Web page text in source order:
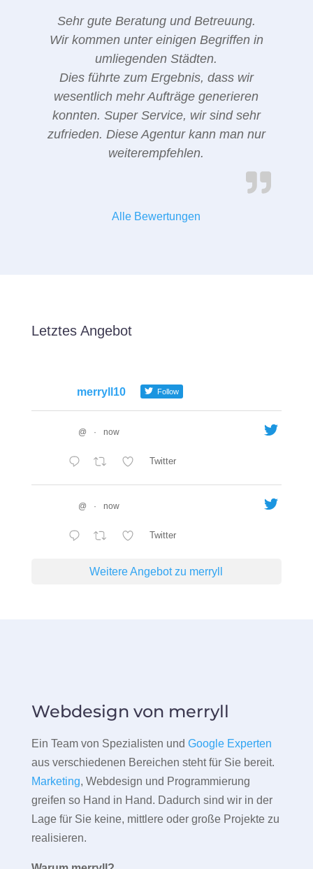
Sehr gute Beratung und Betreuung.
Wir kommen unter einigen Begriffen in
umliegenden Städten.
Dies führte zum Ergebnis, dass wir
wesentlich mehr Aufträge generieren
konnten. Super Service, wir sind sehr
zufrieden. Diese Agentur kann man nur
weiterempfehlen.
Alle Bewertungen
Letztes Angebot
merryll10 Follow
@ · now
Twitter
@ · now
Twitter
Weitere Angebot zu merryll
Webdesign von merryll
Ein Team von Spezialisten und Google Experten
aus verschiedenen Bereichen steht für Sie bereit.
Marketing, Webdesign und Programmierung
greifen so Hand in Hand. Dadurch sind wir in der
Lage für Sie keine, mittlere oder große Projekte zu
realisieren.